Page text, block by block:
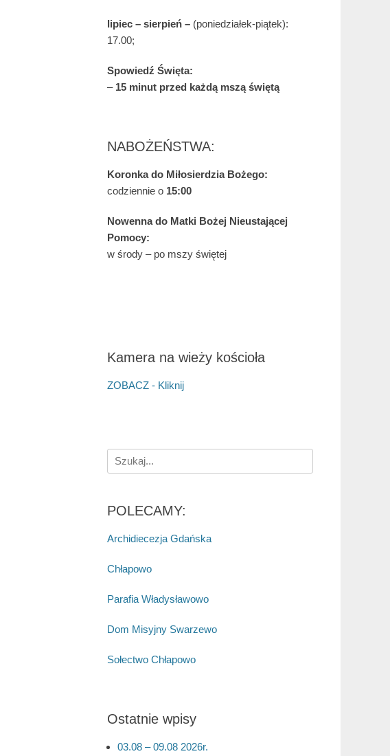
lipiec – sierpień – (poniedziałek-piątek):
17.00;
Spowiedź Święta:
– 15 minut przed każdą mszą świętą
NABOŻEŃSTWA:
Koronka do Miłosierdzia Bożego:
codziennie o 15:00
Nowenna do Matki Bożej Nieustającej
Pomocy:
w środy – po mszy świętej
Kamera na wieży kościoła
ZOBACZ - Kliknij
Search
for:
POLECAMY:
Archidiecezja Gdańska
Chłapowo
Parafia Władysławowo
Dom Misyjny Swarzewo
Sołectwo Chłapowo
Ostatnie wpisy
03.08 – 09.08 2026r.